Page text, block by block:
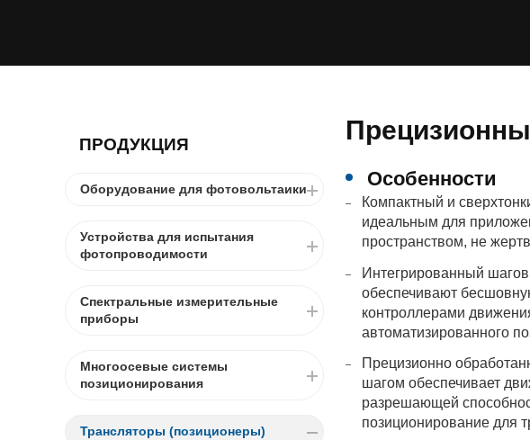
Особенности
Компактный и
идеальным для
пространством, не
Интегрированный
обеспечивают
контроллерами
автоматизированного
Прецизионно
шагом обеспечивает
разрешающей
позиционирование для
ПРОДУКЦИЯ
Оборудование для фотовольтаики
Устройства для испытания
фотопроводимости
Спектральные измерительные
приборы
Многоосевые системы
позиционирования
Трансляторы (позиционеры)